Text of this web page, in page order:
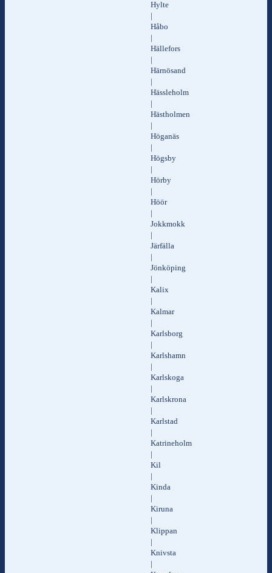
Hylte
|
Håbo
|
Hällefors
|
Härnösand
|
Hässleholm
|
Hästholmen
|
Höganäs
|
Högsby
|
Hörby
|
Höör
|
Jokkmokk
|
Järfälla
|
Jönköping
|
Kalix
|
Kalmar
|
Karlsborg
|
Karlshamn
|
Karlskoga
|
Karlskrona
|
Karlstad
|
Katrineholm
|
Kil
|
Kinda
|
Kiruna
|
Klippan
|
Knivsta
|